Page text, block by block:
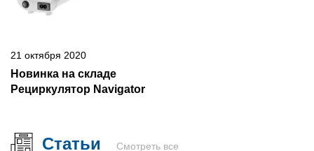
21 октября 2020
Новинка на складе
Рециркулятор Navigator
Статьи Смотреть все